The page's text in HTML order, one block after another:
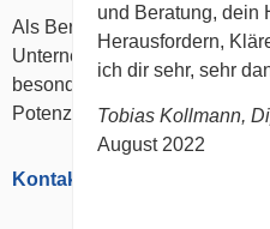
und Beratung, dein
Herausfordern,
ich dir sehr, sehr
Tobias Kollmann,
August 2022
Als Beratungsunternehmen
Unternehmen in
besonders wichtig,
Potenziale zu entdecken, zu
Kontakt